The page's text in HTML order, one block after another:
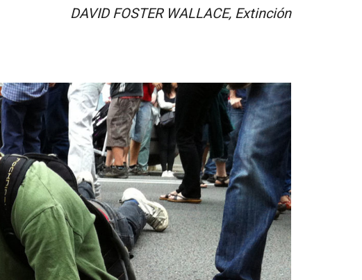
DAVID FOSTER WALLACE, Extinción